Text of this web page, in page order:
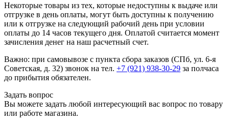
Некоторые товары из тех, которые недоступны к выдаче или
отгрузке в день оплаты, могут быть доступны к получению
или к отгрузке на следующий рабочий день при условии
оплаты до 14 часов текущего дня. Оплатой считается момент
зачисления денег на наш расчетный счет.
Важно: при самовывозе с пункта сборa заказов (СПб, ул. 6-я
Советская, д. 32) звонок на тел. +7 (921) 938-30-29 за полчаса
до прибытия обязателен.
Задать вопрос
Вы можете задать любой интересующий вас вопрос по товару
или работе магазина.